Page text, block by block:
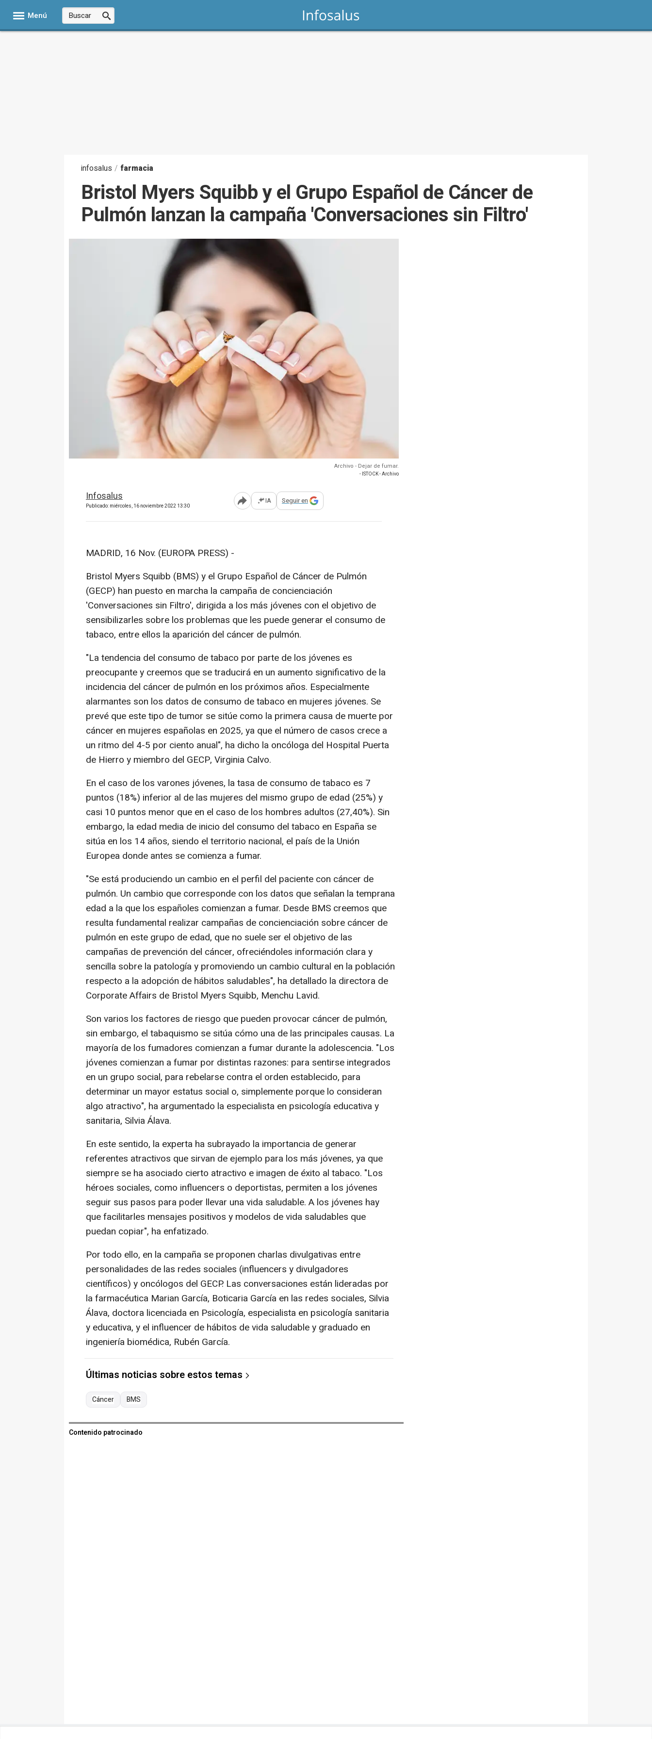
Menú
infosalus / farmacia
Bristol Myers Squibb y el Grupo Español de Cáncer de
Pulmón lanzan la campaña 'Conversaciones sin Filtro'
Archivo - Dejar de fumar.
- ISTOCK - Archivo
Infosalus
Publicado: miércoles, 16 noviembre 2022 13:30 Abrir opciones para compartir
IA Seguir en
MADRID, 16 Nov. (EUROPA PRESS) -
Bristol Myers Squibb (BMS) y el Grupo Español de Cáncer de Pulmón
(GECP) han puesto en marcha la campaña de concienciación
'Conversaciones sin Filtro', dirigida a los más jóvenes con el objetivo de
sensibilizarles sobre los problemas que les puede generar el consumo de
tabaco, entre ellos la aparición del cáncer de pulmón.
"La tendencia del consumo de tabaco por parte de los jóvenes es
preocupante y creemos que se traducirá en un aumento significativo de la
incidencia del cáncer de pulmón en los próximos años. Especialmente
alarmantes son los datos de consumo de tabaco en mujeres jóvenes. Se
prevé que este tipo de tumor se sitúe como la primera causa de muerte por
cáncer en mujeres españolas en 2025, ya que el número de casos crece a
un ritmo del 4-5 por ciento anual", ha dicho la oncóloga del Hospital Puerta
de Hierro y miembro del GECP, Virginia Calvo.
En el caso de los varones jóvenes, la tasa de consumo de tabaco es 7
puntos (18%) inferior al de las mujeres del mismo grupo de edad (25%) y
casi 10 puntos menor que en el caso de los hombres adultos (27,40%). Sin
embargo, la edad media de inicio del consumo del tabaco en España se
sitúa en los 14 años, siendo el territorio nacional, el país de la Unión
Europea donde antes se comienza a fumar.
"Se está produciendo un cambio en el perfil del paciente con cáncer de
pulmón. Un cambio que corresponde con los datos que señalan la temprana
edad a la que los españoles comienzan a fumar. Desde BMS creemos que
resulta fundamental realizar campañas de concienciación sobre cáncer de
pulmón en este grupo de edad, que no suele ser el objetivo de las
campañas de prevención del cáncer, ofreciéndoles información clara y
sencilla sobre la patología y promoviendo un cambio cultural en la población
respecto a la adopción de hábitos saludables", ha detallado la directora de
Corporate Affairs de Bristol Myers Squibb, Menchu Lavid.
Son varios los factores de riesgo que pueden provocar cáncer de pulmón,
sin embargo, el tabaquismo se sitúa cómo una de las principales causas. La
mayoría de los fumadores comienzan a fumar durante la adolescencia. "Los
jóvenes comienzan a fumar por distintas razones: para sentirse integrados
en un grupo social, para rebelarse contra el orden establecido, para
determinar un mayor estatus social o, simplemente porque lo consideran
algo atractivo", ha argumentado la especialista en psicología educativa y
sanitaria, Silvia Álava.
En este sentido, la experta ha subrayado la importancia de generar
referentes atractivos que sirvan de ejemplo para los más jóvenes, ya que
siempre se ha asociado cierto atractivo e imagen de éxito al tabaco. "Los
héroes sociales, como influencers o deportistas, permiten a los jóvenes
seguir sus pasos para poder llevar una vida saludable. A los jóvenes hay
que facilitarles mensajes positivos y modelos de vida saludables que
puedan copiar", ha enfatizado.
Por todo ello, en la campaña se proponen charlas divulgativas entre
personalidades de las redes sociales (influencers y divulgadores
científicos) y oncólogos del GECP. Las conversaciones están lideradas por
la farmacéutica Marian García, Boticaria García en las redes sociales, Silvia
Álava, doctora licenciada en Psicología, especialista en psicología sanitaria
y educativa, y el influencer de hábitos de vida saludable y graduado en
ingeniería biomédica, Rubén García.
Últimas noticias sobre estos temas
Cáncer BMS
Contenido patrocinado